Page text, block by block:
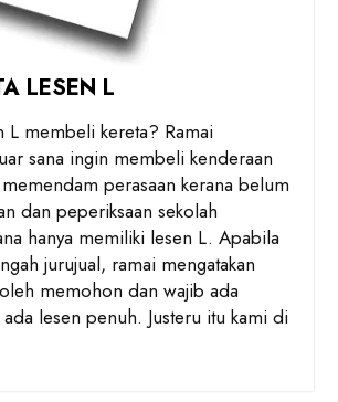
LESEN L
L membeli kereta? Ramai
sana ingin membeli kenderaan
perasaan kerana belum
dan peperiksaan sekolah
hanya memiliki lesen L. Apabila
jurujual, ramai mengatakan
memohon dan wajib ada
lesen penuh. Justeru itu kami di